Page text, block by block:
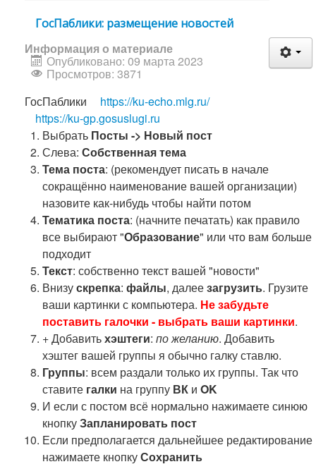
ГосПаблики: размещение новостей
Информация о материале
Опубликовано: 09 марта 2023
Просмотров: 3871
ГосПаблики
https://ku-echo.mlg.ru/
https://ku-gp.gosuslugi.ru
Выбрать Посты -> Новый пост
Слева: Собственная тема
Тема поста: (рекомендует писать в начале
сокращённо наименование вашей организации)
назовите как-нибудь чтобы найти потом
Тематика поста: (начните печатать) как правило
все выбирают "Образование" или что вам больше
подходит
Текст: собственно текст вашей "новости"
Внизускрепка: файлы, далеезагрузить. Грузите
ваши картинки с компьютера. Не забудьте
поставить галочки - выбрать ваши картинки.
+ Добавитьхэштеги: по желанию. Добавить
хэштег вашей группы я обычно галку ставлю.
Группы: всем раздали только их группы. Так что
ставите галки на группу ВК и OK
И если с постом всё нормально нажимаете синюю
кнопкуЗапланировать пост
Если предполагается дальнейшее редактирование
нажимаете кнопкуСохранить